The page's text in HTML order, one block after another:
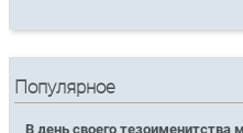
Популярное
В день своего тезоименитства